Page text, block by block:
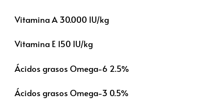
Vitamina A 30.000 IU/kg
Vitamina E 150 IU/kg
Ácidos grasos Omega-6 2.5%
Ácidos grasos Omega-3 0.5%